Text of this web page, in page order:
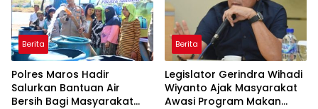
Berita
Polres Maros Hadir
Salurkan Bantuan Air
Bersih Bagi Masyarakat
Berita
Legislator Gerindra Wihadi
Wiyanto Ajak Masyarakat
Awasi Program Makan